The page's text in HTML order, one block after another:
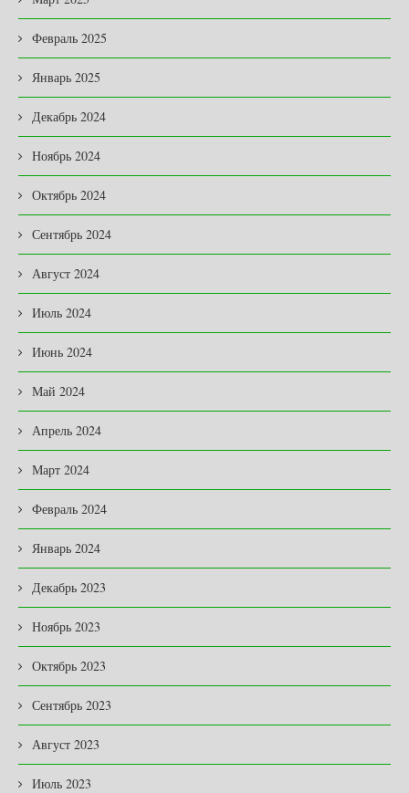
Февраль 2025
Январь 2025
Декабрь 2024
Ноябрь 2024
Октябрь 2024
Сентябрь 2024
Август 2024
Июль 2024
Июнь 2024
Май 2024
Апрель 2024
Март 2024
Февраль 2024
Январь 2024
Декабрь 2023
Ноябрь 2023
Октябрь 2023
Сентябрь 2023
Август 2023
Июль 2023